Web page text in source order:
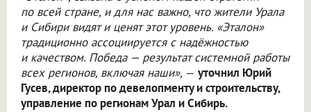
по всей стране, и для нас важно, что жители Урала
и Сибири видят и ценят этот уровень. «Эталон»
традиционно ассоциируется с надёжностью
и качеством. Победа — результат системной работы
всех регионов, включая наши», — уточнил Юрий
Гусев, директор по девелопменту и строительству,
управление по регионам Урал и Сибирь.